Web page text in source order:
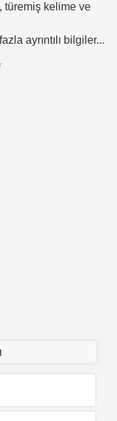
türemiş kelime ve
ayrıntılı bilgiler...